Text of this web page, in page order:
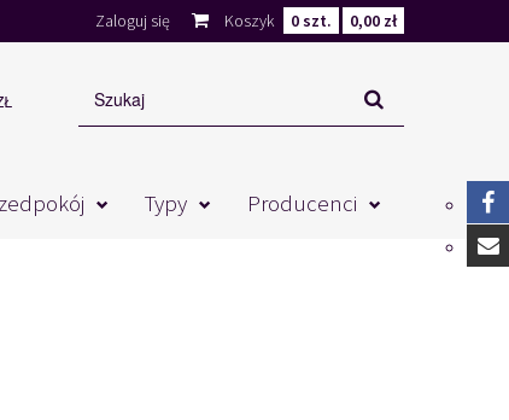
Koszyk 0szt. 0,00 zł
Zaloguj się
Typy Producenci